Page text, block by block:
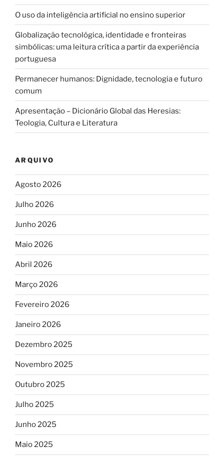
O uso da inteligência artificial no ensino superior
Globalização tecnológica, identidade e fronteiras
simbólicas: uma leitura crítica a partir da experiência
portuguesa
Permanecer humanos: Dignidade, tecnologia e futuro
comum
Apresentação – Dicionário Global das Heresias:
Teologia, Cultura e Literatura
ARQUIVO
Agosto 2026
Julho 2026
Junho 2026
Maio 2026
Abril 2026
Março 2026
Fevereiro 2026
Janeiro 2026
Dezembro 2025
Novembro 2025
Outubro 2025
Julho 2025
Junho 2025
Maio 2025